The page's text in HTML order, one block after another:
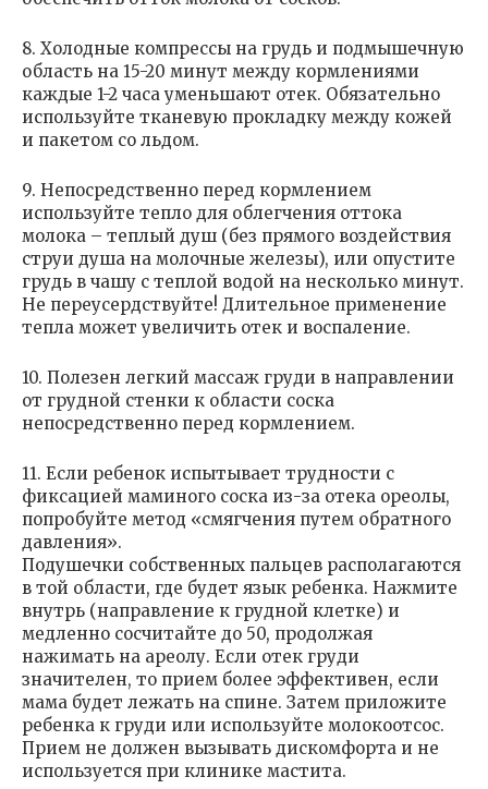
8. Холодные компрессы на грудь и подмышечную
область на 15-20 минут между кормлениями
каждые 1-2 часа уменьшают отек. Обязательно
используйте тканевую прокладку между кожей
и пакетом со льдом.
9. Непосредственно перед кормлением
используйте тепло для облегчения оттока
молока – теплый душ (без прямого воздействия
струи душа на молочные железы), или опустите
грудь в чашу с теплой водой на несколько минут.
Не переусердствуйте! Длительное применение
тепла может увеличить отек и воспаление.
10. Полезен легкий массаж груди в направлении
от грудной стенки к области соска
непосредственно перед кормлением.
11. Если ребенок испытывает трудности с
фиксацией маминого соска из-за отека ореолы,
попробуйте метод «смягчения путем обратного
давления».
Подушечки собственных пальцев располагаются
в той области, где будет язык ребенка. Нажмите
внутрь (направление к грудной клетке) и
медленно сосчитайте до 50, продолжая
нажимать на ареолу. Если отек груди
значителен, то прием более эффективен, если
мама будет лежать на спине. Затем приложите
ребенка к груди или используйте молокоотсос.
Прием не должен вызывать дискомфорта и не
используется при клинике мастита.